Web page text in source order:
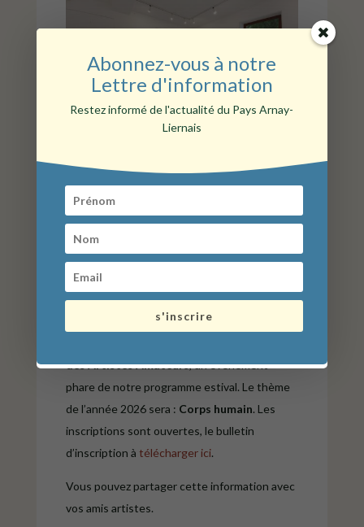
des Artistes Amateurs, un événement
phare de notre programme estival. Le thème
de l’année 2026 sera : Corps humain. Les
inscriptions sont ouvertes, le bulletin
d’inscription à télécharger ici.
Vous pouvez partager cette information avec
vos amis artistes.
Abonnez-vous à notre
Lettre d'information
Restez informé de l'actualité du Pays Arnay-
Liernais
s'inscrire